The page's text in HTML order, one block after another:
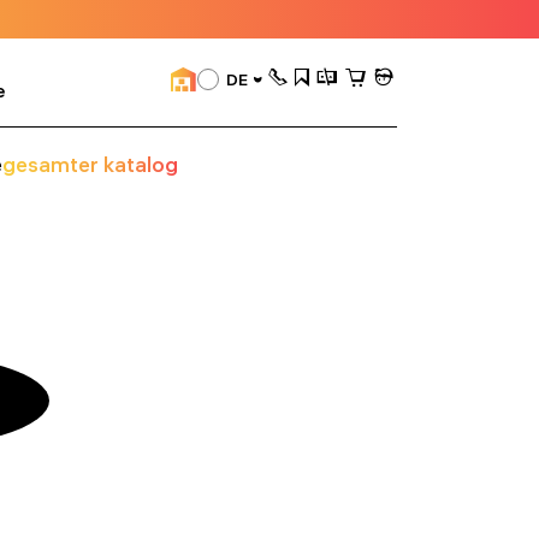
DE
gesamter katalog